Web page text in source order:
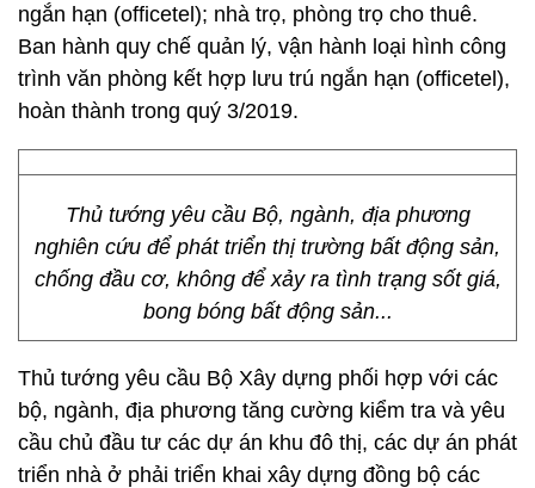
ngắn hạn (officetel); nhà trọ, phòng trọ cho thuê.
Ban hành quy chế quản lý, vận hành loại hình công
trình văn phòng kết hợp lưu trú ngắn hạn (officetel),
hoàn thành trong quý 3/2019.
Thủ tướng yêu cầu Bộ, ngành, địa phương
nghiên cứu để phát triển thị trường bất động sản,
chống đầu cơ, không để xảy ra tình trạng sốt giá,
bong bóng bất động sản...
Thủ tướng yêu cầu Bộ Xây dựng phối hợp với các
bộ, ngành, địa phương tăng cường kiểm tra và yêu
cầu chủ đầu tư các dự án khu đô thị, các dự án phát
triển nhà ở phải triển khai xây dựng đồng bộ các